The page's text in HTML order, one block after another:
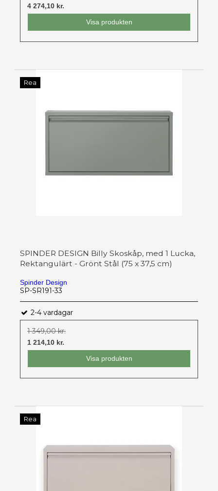
4 274,10 kr.
Visa produkten
Rea
SPINDER DESIGN Billy Skoskåp, med 1 Lucka,
Rektangulärt - Grönt Stål (75 x 37,5 cm)
Spinder Design
SP-SR191-33
2-4 vardagar
1 349,00 kr.
1 214,10 kr.
Visa produkten
Rea